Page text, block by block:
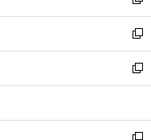
開
く
ウ
で
開
く
ン
ド
ウ
で
開
ウ
ィ
ン
ド
ウ
開
く
し
い
ウ
ィ
ン
ウ
新
し
い
ウ
ン
新
し
ウ